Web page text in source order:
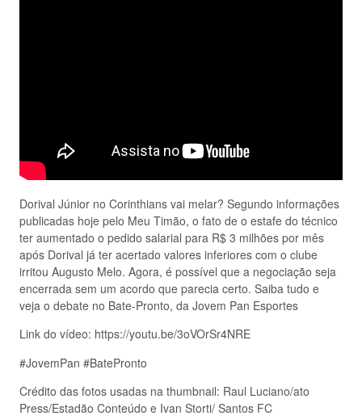
Dorival Júnior no Corinthians vai melar? Segundo informações
publicadas hoje pelo Meu Timão, o fato de o estafe do técnico
ter aumentado o pedido salarial para R$ 3 milhões por mês
após Dorival já ter acertado valores inferiores com o clube
irritou Augusto Melo. Agora, é possível que a negociação seja
encerrada sem um acordo que parecia certo. Saiba tudo e
veja o debate no Bate-Pronto, da Jovem Pan Esportes
Link do vídeo: https://youtu.be/3oVOrSr4NRE
#JovemPan #BatePronto
Crédito das fotos usadas na thumbnail: Raul Luciano/ato
Press/Estadão Conteúdo e Ivan Storti/ Santos FC